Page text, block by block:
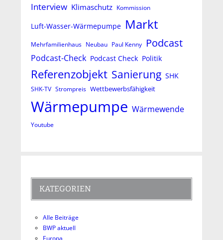
Interview Klimaschutz Kommission
Luft-Wasser-Wärmepumpe Markt
Mehrfamilienhaus Neubau Paul Kenny Podcast
Podcast-Check Podcast Check Politik
Referenzobjekt Sanierung SHK
SHK-TV Strompreis Wettbewerbsfähigkeit
Wärmepumpe Wärmewende
Youtube
KATEGORIEN
Alle Beiträge
BWP aktuell